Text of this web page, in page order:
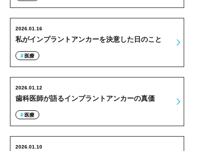
私がインプラントアンカーを決意した日のこと
2026.01.16
医療
歯科医師が語るインプラントアンカーの真価
2026.01.12
医療
2026.01.10